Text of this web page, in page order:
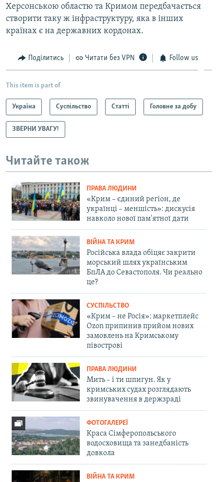
Херсонською областю та Кримом передбачається
створити таку ж інфраструктуру, яка в інших
країнах є на державних кордонах.
Поділитись Читати без VPN Follow us
This item is part of
Україна Суспільство Статті Головне за добу
ЗВЕРНИ УВАГУ!
Читайте також
ПРАВА ЛЮДИНИ
«Крим – єдиний регіон, де
українці – меншість»: дискусія
навколо нової пам'ятної дати
ВІЙНА ТА КРИМ
Російська влада обіцяє закрити
морський шлях українським
БпЛА до Севастополя. Чи реально
це?
СУСПІЛЬСТВО
«Крим – не Росія»: маркетплейс
Ozon припинив прийом нових
замовлень на Кримському
півострові
ПРАВА ЛЮДИНИ
Мить – і ти шпигун. Як у
кримських судах розглядають
звинувачення в держзраді
ФОТОГАЛЕРЕЇ
Краса Сімферопольського
водосховища та занедбаність
довкола
ВІЙНА ТА КРИМ